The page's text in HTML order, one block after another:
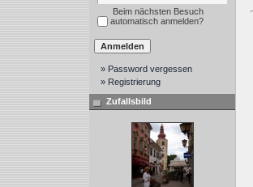
Beim nächsten Besuch
automatisch anmelden?
» Password vergessen
» Registrierung
Zufallsbild